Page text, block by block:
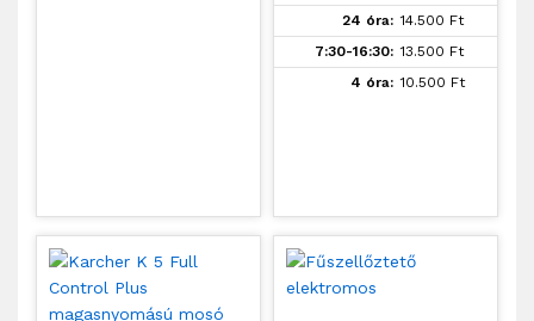
24 óra: 14.500 Ft
7:30-16:30: 13.500 Ft
4 óra: 10.500 Ft